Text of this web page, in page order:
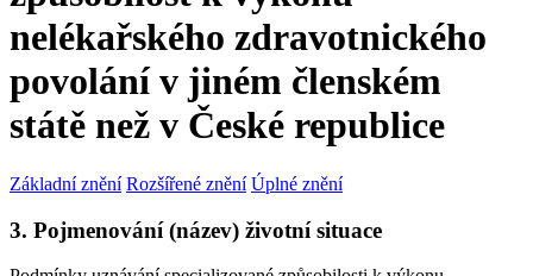
nelékařského zdravotnického
povolání v jiném členském
státě než v České republice
Základní znění Rozšířené znění Úplné znění
3. Pojmenování (název) životní situace